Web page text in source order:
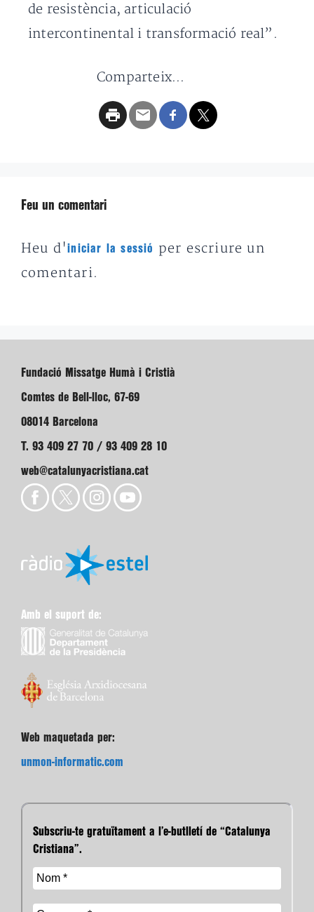
de resistència, articulació
intercontinental i transformació real”.
Comparteix...
Feu un comentari
Heu d'iniciar la sessió
per escriure un
comentari.
Fundació Missatge Humà i Cristià
Comtes de Bell-lloc, 67-69
08014 Barcelona
T. 93 409 27 70 / 93 409 28 10
web@catalunyacristiana.cat
Amb el suport de:
Web maquetada per:
unmon-informatic.com
Subscriu-te gratuïtament a l’e-butlletí de “Catalunya
Cristiana”.